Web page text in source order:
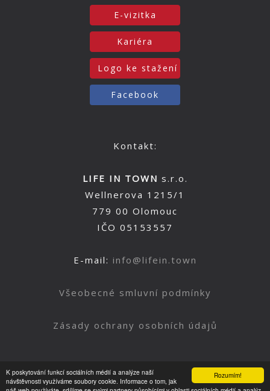
Rozumím!
K poskytování funkcí sociálních médií a analýze naší
návštěvnosti využíváme soubory cookie. Informace o tom, jak
E-vizitka
Kariéra
Logo ke stažení
Facebook
Kontakt:
LIFE IN TOWN s.r.o.
Wellnerova 1215/1
779 00 Olomouc
IČO 05153557
E-mail: info@lifein.town
Všeobecné smluvní podmínky
Zásady ochrany osobních údajů
Nahoru